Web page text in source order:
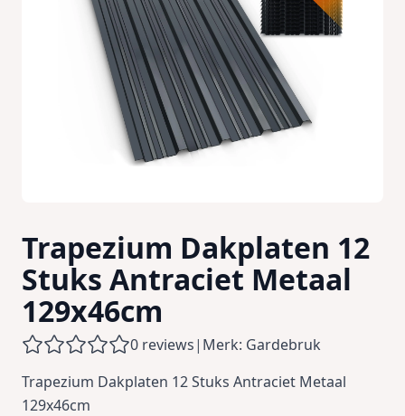
Trapezium Dakplaten 12
Stuks Antraciet Metaal
129x46cm
0 reviews| Merk: Gardebruk
Trapezium Dakplaten 12 Stuks Antraciet Metaal
129x46cm